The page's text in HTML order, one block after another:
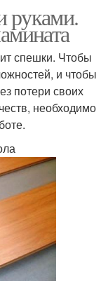
руками.
спешки. Чтобы
и чтобы
потери своих
необходимо